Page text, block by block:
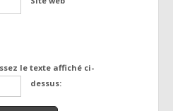
le texte affiché ci-
dessus: